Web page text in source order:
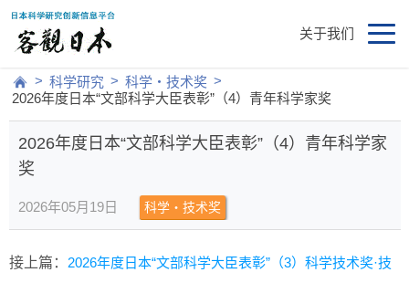
关于我们
> 科学研究 > 科学・技术奖 >
2026年度日本“文部科学大臣表彰”（4）青年科学家奖
2026年度日本“文部科学大臣表彰”（4）青年科学家
奖
2026年05月19日 科学・技术奖
接上篇： 2026年度日本“文部科学大臣表彰”（3）科学技术奖·技